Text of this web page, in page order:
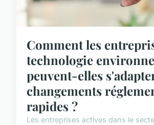
Comment les
technologie
peuvent-elles
changements
rapides ?
Les entreprises actives dans le